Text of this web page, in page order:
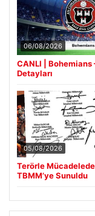
06/08/2026
CANLI |
Detayları
05/08/2026
Terörle
TBMM’ye Sunuldu